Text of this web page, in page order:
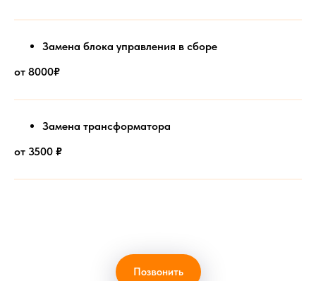
Замена блока управления в сборе
от 8000₽
Замена трансформатора
от 3500 ₽
Позвонить